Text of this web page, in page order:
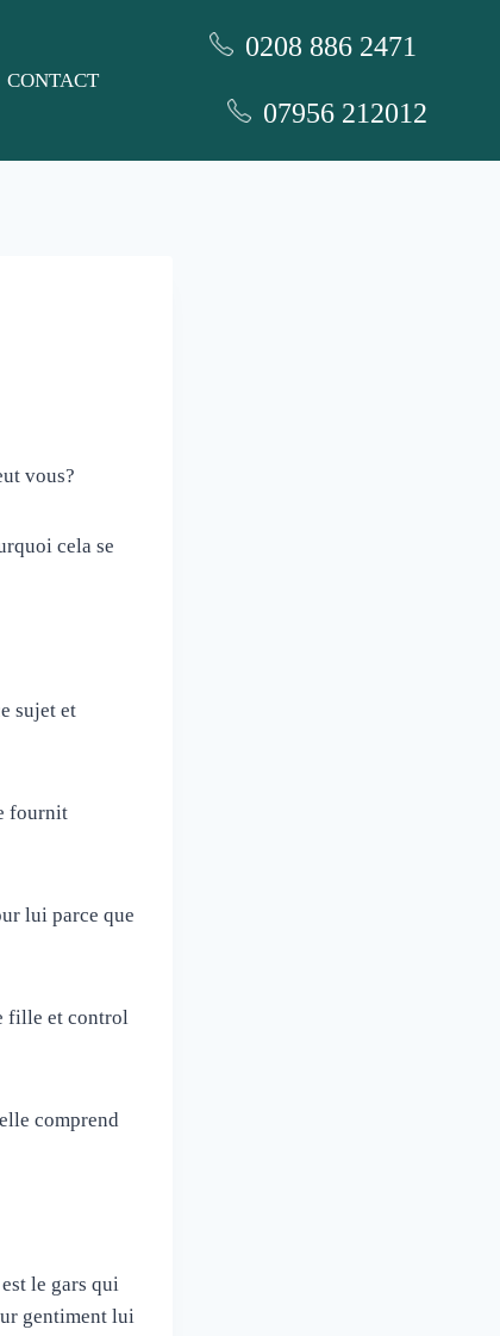
0208 886 2471
07956 212012
CONTACT
vous?
cela se
sujet et
fournit
lui parce que
fille et control
comprend
le gars qui
gentiment lui